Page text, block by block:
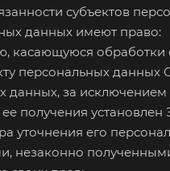
субъектов
данных имеют право:
касающуюся обработки
персональных
данных, за
получения
уточнения его
незаконно